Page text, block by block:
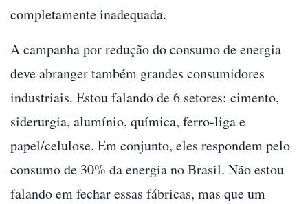
completamente inadequada.
A campanha por redução do consumo de energia
deve abranger também grandes consumidores
industriais. Estou falando de 6 setores: cimento,
siderurgia, alumínio, química, ferro-liga e
papel/celulose. Em conjunto, eles respondem pelo
consumo de 30% da energia no Brasil. Não estou
falando em fechar essas fábricas, mas que um